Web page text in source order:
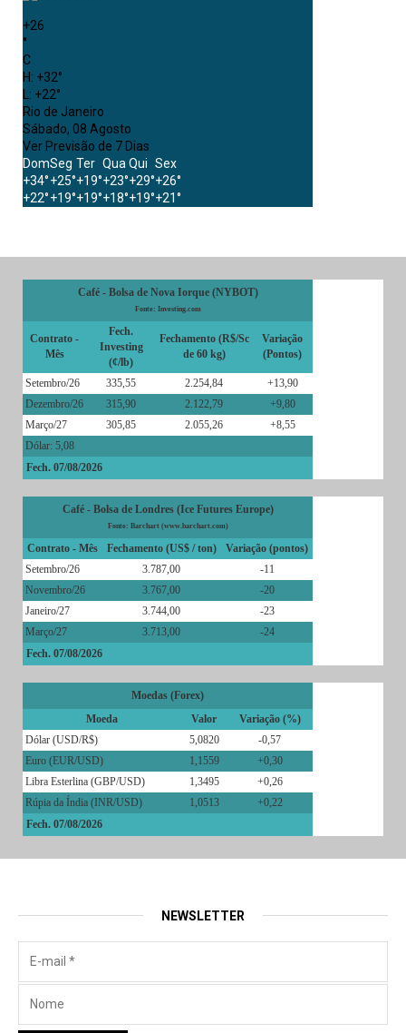
+26
°
C
H: +32°
L: +22°
Rio de Janeiro
Sábado, 08 Agosto
Ver Previsão de 7 Dias
DomSeg Ter Qua Qui Sex
+34°+25°+19°+23°+29°+26°
+22°+19°+19°+18°+19°+21°
Café - Bolsa de Nova Iorque (NYBOT)
Fonte: Investing.com
Contrato -
Mês
Fech.
Investing
(¢/lb)
Fechamento (R$/Sc
de 60 kg)
Variação
(Pontos)
Setembro/26 335,55 2.254,84
+13,90
Dezembro/26
315,90 2.122,79
+9,80
Março/27
305,85 2.055,26
+8,55
Dólar: 5,08
Fech. 07/08/2026
Café - Bolsa de Londres (Ice Futures Europe)
Fonte: Barchart (www.barchart.com)
Contrato - Mês Fechamento (US$ / ton)
Variação (pontos)
Setembro/26
3.787,00
-11
Novembro/26
3.767,00
-20
Janeiro/27
3.744,00
-23
Março/27
3.713,00
-24
Fech. 07/08/2026
Moedas (Forex)
Moeda
Valor
Variação (%)
Dólar (USD/R$)
5,0820
-0,57
Euro (EUR/USD)
1,1559
+0,30
Libra Esterlina (GBP/USD)
1,3495
+0,26
Rúpia da Índia (INR/USD)
1,0513
+0,22
Fech. 07/08/2026
NEWSLETTER